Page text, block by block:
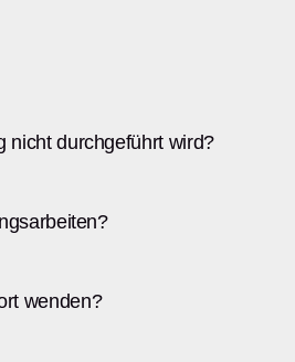
nicht durchgeführt wird?
wenden?